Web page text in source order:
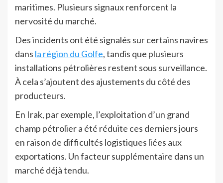
maritimes. Plusieurs signaux renforcent la
nervosité du marché.
Des incidents ont été signalés sur certains navires
dans la région du Golfe, tandis que plusieurs
installations pétrolières restent sous surveillance.
À cela s’ajoutent des ajustements du côté des
producteurs.
En Irak, par exemple, l’exploitation d’un grand
champ pétrolier a été réduite ces derniers jours
en raison de difficultés logistiques liées aux
exportations. Un facteur supplémentaire dans un
marché déjà tendu.